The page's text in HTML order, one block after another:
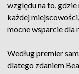
względu na to, gdzie
każdej
mocne wsparcie dla
Według premier
dlatego zdaniem